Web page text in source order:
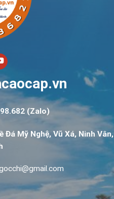
(Zalo)
Đá Mỹ Nghệ, Vũ Xá, Ninh Vân,